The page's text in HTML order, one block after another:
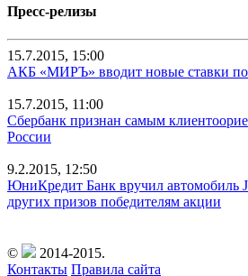
Пресс-релизы
15.7.2015, 15:00
АКБ «МИРЪ» вводит новые ставки по
15.7.2015, 11:00
Сбербанк признан самым
России
9.2.2015, 12:50
ЮниКредит Банк вручил автомобиль
других призов победителям акции
©
2014-2015.
Контакты Правила сайта